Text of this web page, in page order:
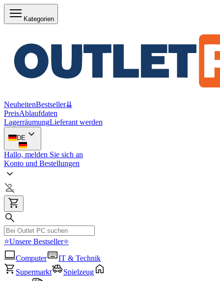
Kategorien
NeuheitenBestseller⇊
PreisAblaufdaten
LagerräumungLieferant werden
DE
Hallo, melden Sie sich an
Konto und Bestellungen
⭐Unsere Bestseller⭐
Computer
IT & Technik
Supermarkt
Spielzeug